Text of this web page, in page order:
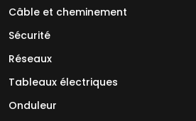
Câble et cheminement
Sécurité
Réseaux
Tableaux électriques
Onduleur